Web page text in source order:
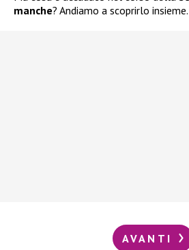
manche? Andiamo a scoprirlo insieme.
AVANTI